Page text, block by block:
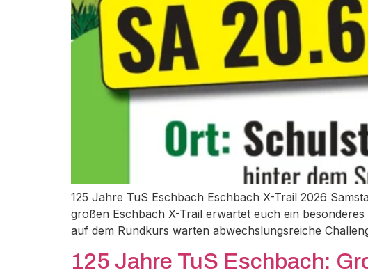
125 Jahre TuS Eschbach Eschbach X-Trail 2026
großen Eschbach X-Trail erwartet euch ein
auf dem Rundkurs warten abwechslungsreiche
125 Jahre TuS Eschbach: